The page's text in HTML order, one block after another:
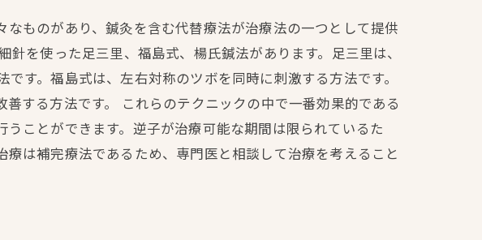
ものがあり、鍼灸を含む代替療法が治療法の一つとして提供
を使った足三里、福島式、楊氏鍼法があります。足三里は、
す。福島式は、左右対称のツボを同時に刺激する方法です。
する方法です。 これらのテクニックの中で一番効果的である
ことができます。逆子が治療可能な期間は限られているた
は補完療法であるため、専門医と相談して治療を考えること